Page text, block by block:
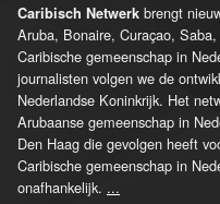
Caribisch Netwerk brengt
Aruba, Bonaire, Curaçao,
Caribische gemeenschap in
journalisten volgen we de
Nederlandse Koninkrijk. Het
Arubaanse gemeenschap in
Den Haag die gevolgen heeft
Caribische gemeenschap in
onafhankelijk. ...